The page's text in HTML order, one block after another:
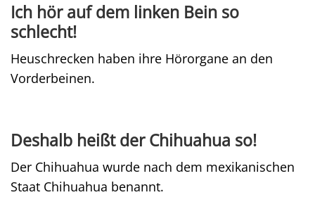
Ich hör auf dem linken Bein so
schlecht!
Heuschrecken haben ihre Hörorgane an den
Vorderbeinen.
Deshalb heißt der Chihuahua so!
Der Chihuahua wurde nach dem mexikanischen
Staat Chihuahua benannt.